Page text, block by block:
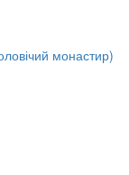
монастир)